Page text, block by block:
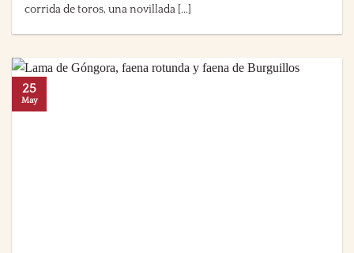
corrida de toros, una novillada [...]
25
May